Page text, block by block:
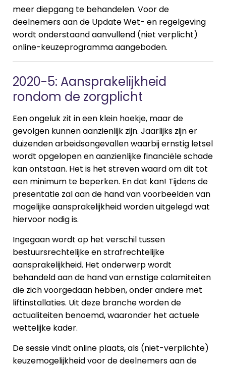
meer diepgang te behandelen. Voor de
deelnemers aan de Update Wet- en regelgeving
wordt onderstaand aanvullend (niet verplicht)
online-keuzeprogramma aangeboden.
2020-5: Aansprakelijkheid
rondom de zorgplicht
Een ongeluk zit in een klein hoekje, maar de
gevolgen kunnen aanzienlijk zijn. Jaarlijks zijn er
duizenden arbeidsongevallen waarbij ernstig letsel
wordt opgelopen en aanzienlijke financiële schade
kan ontstaan. Het is het streven waard om dit tot
een minimum te beperken. En dat kan! Tijdens de
presentatie zal aan de hand van voorbeelden van
mogelijke aansprakelijkheid worden uitgelegd wat
hiervoor nodig is.
Ingegaan wordt op het verschil tussen
bestuursrechtelijke en strafrechtelijke
aansprakelijkheid. Het onderwerp wordt
behandeld aan de hand van ernstige calamiteiten
die zich voorgedaan hebben, onder andere met
liftinstallaties. Uit deze branche worden de
actualiteiten benoemd, waaronder het actuele
wettelijke kader.
De sessie vindt online plaats, als (niet-verplichte)
keuzemogelijkheid voor de deelnemers aan de